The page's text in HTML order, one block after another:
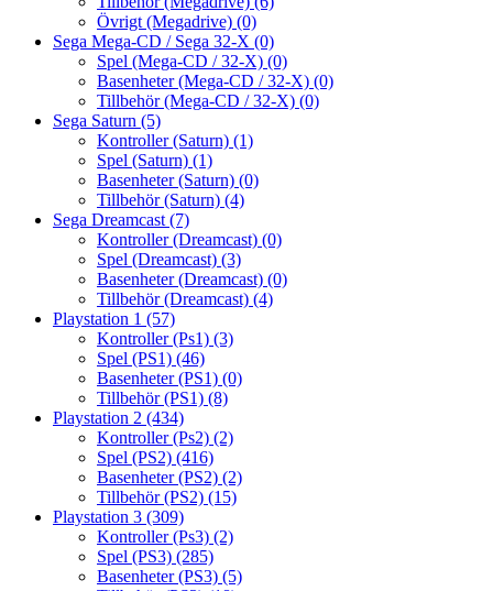
Övrigt (Megadrive) (0)
Sega Mega-CD / Sega 32-X (0)
Spel (Mega-CD / 32-X) (0)
Basenheter (Mega-CD / 32-X) (0)
Tillbehör (Mega-CD / 32-X) (0)
Sega Saturn (5)
Kontroller (Saturn) (1)
Spel (Saturn) (1)
Basenheter (Saturn) (0)
Tillbehör (Saturn) (4)
Sega Dreamcast (7)
Kontroller (Dreamcast) (0)
Spel (Dreamcast) (3)
Basenheter (Dreamcast) (0)
Tillbehör (Dreamcast) (4)
Playstation 1 (57)
Kontroller (Ps1) (3)
Spel (PS1) (46)
Basenheter (PS1) (0)
Tillbehör (PS1) (8)
Playstation 2 (434)
Kontroller (Ps2) (2)
Spel (PS2) (416)
Basenheter (PS2) (2)
Tillbehör (PS2) (15)
Playstation 3 (309)
Kontroller (Ps3) (2)
Spel (PS3) (285)
Basenheter (PS3) (5)